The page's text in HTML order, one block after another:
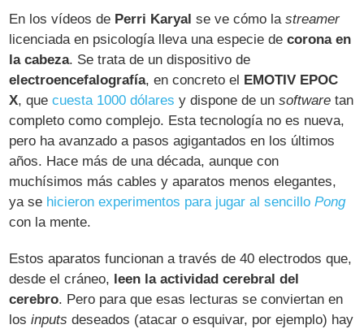
En los vídeos de Perri Karyal se ve cómo lastreamer
licenciada en psicología lleva una especie decorona en
la cabeza. Se trata de un dispositivo de
electroencefalografía, en concreto el EMOTIV EPOC
X, quecuesta 1000 dólares y dispone de unsoftware tan
completo como complejo. Esta tecnología no es nueva,
pero ha avanzado a pasos agigantados en los últimos
años. Hace más de una década, aunque con
muchísimos más cables y aparatos menos elegantes,
ya se hicieron experimentos para jugar al sencilloPong
con la mente.
Estos aparatos funcionan a través de 40 electrodos que,
desde el cráneo, leen la actividad cerebral del
cerebro. Pero para que esas lecturas se conviertan en
losinputs deseados (atacar o esquivar, por ejemplo) hay